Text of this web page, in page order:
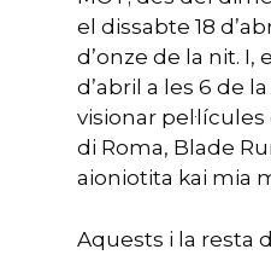
el dissabte 18
d’onze de la nit. I,
d’abril a les 6 de
visionar
di Roma, Blade
aioniotita kai mia
Aquests i la resta